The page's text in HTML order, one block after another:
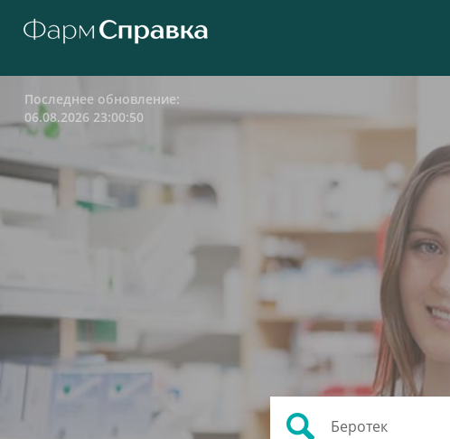
Последнее обновление:
06.08.2026 23:00:50